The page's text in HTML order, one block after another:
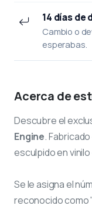
14 días de
Cambio o
esperabas.
Acerca de
Descubre el
Engine.
esculpido en
Se le asigna el
reconocido como